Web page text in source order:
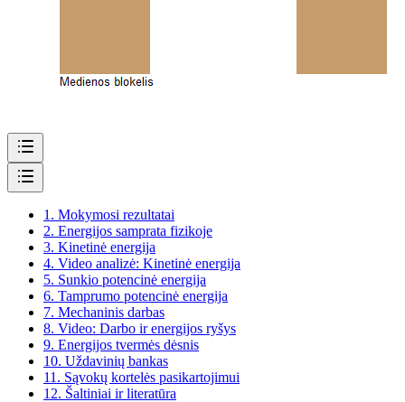
1. Mokymosi rezultatai
2. Energijos samprata fizikoje
3. Kinetinė energija
4. Video analizė: Kinetinė energija
5. Sunkio potencinė energija
6. Tamprumo potencinė energija
7. Mechaninis darbas
8. Video: Darbo ir energijos ryšys
9. Energijos tvermės dėsnis
10. Uždavinių bankas
11. Sąvokų kortelės pasikartojimui
12. Šaltiniai ir literatūra